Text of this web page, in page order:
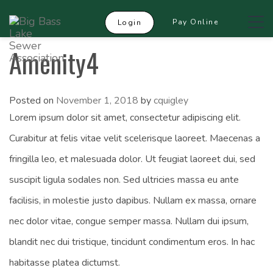
Login Pay Online
Amenity4
Posted on November 1, 2018 bycquigley
Lorem ipsum dolor sit amet, consectetur adipiscing elit.
Curabitur at felis vitae velit scelerisque laoreet. Maecenas a
fringilla leo, et malesuada dolor. Ut feugiat laoreet dui, sed
suscipit ligula sodales non. Sed ultricies massa eu ante
facilisis, in molestie justo dapibus. Nullam ex massa, ornare
nec dolor vitae, congue semper massa. Nullam dui ipsum,
blandit nec dui tristique, tincidunt condimentum eros. In hac
habitasse platea dictumst.